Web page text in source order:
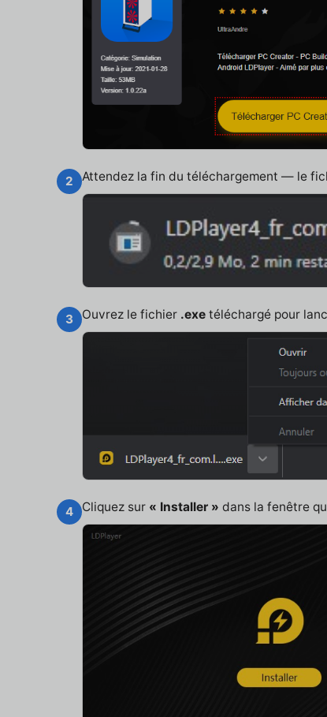
2 Attendez la fin du téléchargement — le
3 Ouvrez le fichier .exe téléchargé pour
4 Cliquez sur « Installer » dans la fenêtre